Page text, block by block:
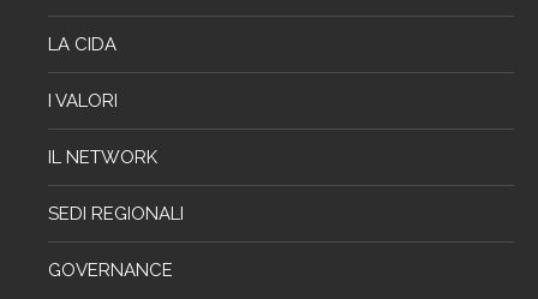
LA CIDA
I VALORI
IL NETWORK
SEDI REGIONALI
GOVERNANCE